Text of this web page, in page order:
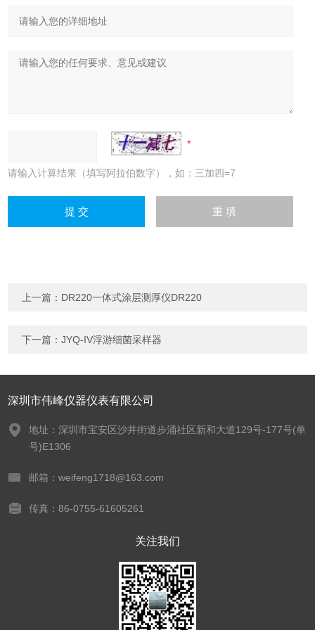
请输入计算结果（填写阿拉伯数字），如：三加四=7
上一篇： DR220一体式涂层测厚仪DR220
下一篇：JYQ-IV浮游细菌采样器
深圳市伟峰仪器仪表有限公司
地址：深圳市宝安区沙井街道步涌社区新和大道129号-177号(单
号)E1306
邮箱：weifeng1718@163.com
传真：86-0755-61605261
关注我们